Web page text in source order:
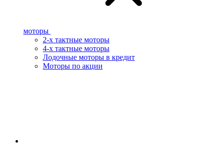
моторы
2-х тактные моторы
4-х тактные моторы
Лодочные моторы в кредит
Моторы по акции